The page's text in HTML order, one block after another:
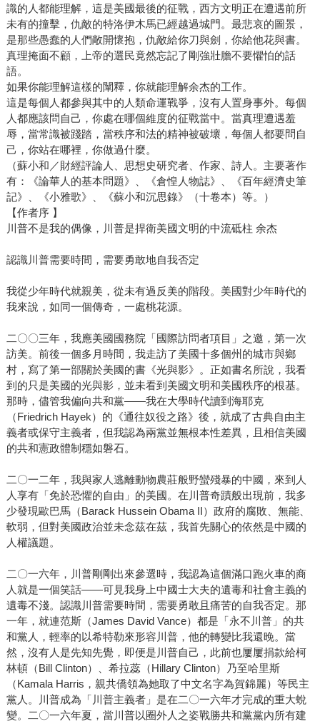
識的人都能理解，這是美國最後的征戰，西方文明正在遭遇前所
未有的撞擊，仇敵的特洛伊木馬已經越過城門。最悲哀的圖景，
是那些愚蠢的人們敞開懷抱，仇敵給你刀與劍，你給他花與書。
真理掩面不顧，上帝的選民竟然忘記了剛強壯膽不要懼怕的話
語。
如果你能理解這樣的闡釋，你就能理解余杰的工作。
這是每個人都參與其中的人類命運戰爭，沒有人置身事外。每個
人都應該問自己，你處在哪個維度的征戰當中。當真理遭遇羞
辱，當常識被踐踏，當秩序和法的精神被破壞，每個人都要問自
己，你站在哪裡，你做過什麼。
（蘇小和／財經評論人、思想史研究者、作家、詩人。主要著作
有：《論華人的基本問題》、《倉惶人物誌》、《百年經濟史筆
記》、《小雅歌》、《蘇小和沉思錄》（十卷本）等。）
【作者序 】
川普不是我的偶像，川普是捍衛美國文明的中流砥柱 余杰
認識川普需要時間，需要勇敢地自我否定
我從少年時代就親美，從未有過反美的階段。美國對少年時代的
我來說，如同一個傳奇，一處桃花源。
二〇〇三年，我應美國國務院「國際訪問者項目」之邀，第一次
訪美。前後一個多月時間，我走訪了美國十多個州的城市與鄉
村，寫了第一部關於美國的書《光與影》。正如書名所說，我看
到的只是美國的光與影，並未看到美國文明和美國秩序的根基。
那時，儘管我偏向共和黨——我在大學時代讀到海耶克
（Friedrich Hayek）的《通往奴役之路》後，就成了古典自由主
義者或保守主義者，但我認為兩黨並無根本性差異，且相信美國
的共和憲政體制穩如磐石。
二〇一二年，我與家人逃離動物農莊般野蠻殘暴的中國，來到人
人享有「免於恐懼的自由」的美國。在川普奇蹟般出現前，我多
少發現歐巴馬（Barack Hussein Obama II）政府的腐敗、無能、
軟弱，但對美國政治並未念茲在茲，我首先關心的依然是中國的
人權議題。
二〇一六年，川普剛剛出來參選時，我認為這個滿口跑火車的商
人就是一個笑話——可見我身上中國士大夫的遺毒和社會主義的
遺毒不淺。認識川普需要時間，需要勇敢且痛苦的自我否定。那
一年，就連范斯（James David Vance）都是「永不川普」的共
和黨人，輕率的以希特勒來形容川普，他的轉變比我還晚。當
然，沒有人是先知先覺，即便是川普自己，此前也屢屢捐款給柯
林頓（Bill Clinton）、希拉蕊（Hillary Clinton）乃至哈里斯
（Kamala Harris，親共僑領為她取了中文名字為賀錦麗）等民主
黨人。川普成為「川普主義者」是在二〇一六年才完成的重大蛻
變。二〇一六年夏，當川普以圈外人之姿戰勝共和黨黨內所有建